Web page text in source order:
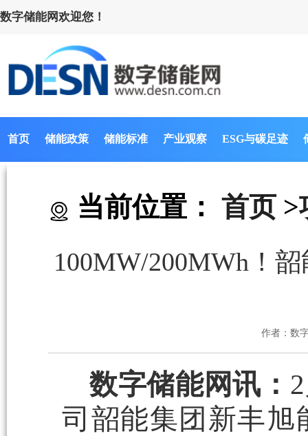
数字储能网欢迎您！
首页 储能政策 储能标准 产业观察 ESG与碳足迹
当前位置： 首页 >
100MW/200MWh！
作者：数
数字储能网讯：
司韶能集团新丰旭